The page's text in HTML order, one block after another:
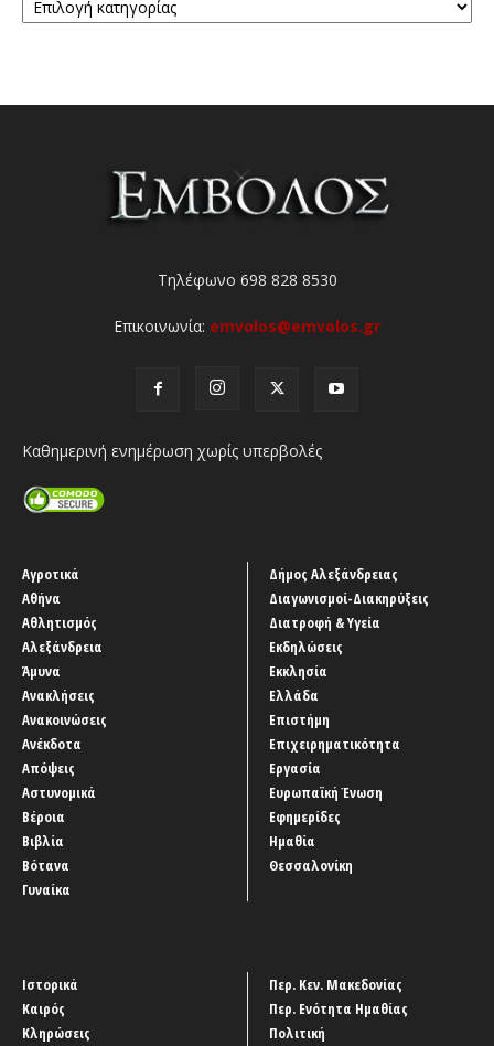
Τηλέφωνο 698 828 8530
Επικοινωνία: emvolos@emvolos.gr
Καθημερινή ενημέρωση χωρίς υπερβολές
Αγροτικά
Αθήνα
Αθλητισμός
Αλεξάνδρεια
Άμυνα
Ανακλήσεις
Ανακοινώσεις
Ανέκδοτα
Απόψεις
Αστυνομικά
Βέροια
Βιβλία
Βότανα
Γυναίκα
Δήμος Αλεξάνδρειας
Διαγωνισμοί-Διακηρύξεις
Διατροφή & Υγεία
Εκδηλώσεις
Εκκλησία
Ελλάδα
Επιστήμη
Επιχειρηματικότητα
Εργασία
Ευρωπαϊκή Ένωση
Εφημερίδες
Ημαθία
Θεσσαλονίκη
Ιστορικά
Καιρός
Κληρώσεις
Περ. Κεν. Μακεδονίας
Περ. Ενότητα Ημαθίας
Πολιτική